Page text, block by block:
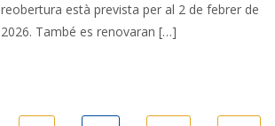
reobertura està prevista per al 2 de febrer de
2026. També es renovaran […]